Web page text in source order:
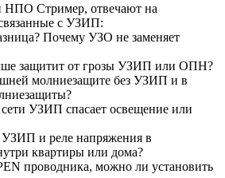
НПО Стример, отвечают на
с УЗИП:
Почему УЗО не заменяет
защитит от грозы УЗИП или ОПН?
молниезащите без УЗИП и в
УЗИП спасает освещение или
и реле напряжения в
квартиры или дома?
проводника, можно ли установить